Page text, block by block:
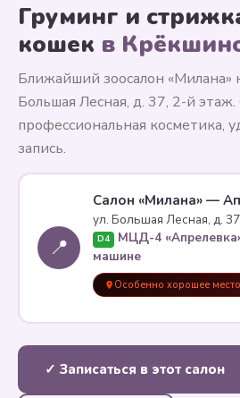
Груминг и
кошек в
Ближайший зоосалон «Милана»
Большая Лесная, д. 37, 2-й
профессиональная косметика,
запись.
📍
Салон «Милана» —
ул. Большая Лесная, д.
D4
МЦД-4
машине
Особенно хорошее место
✓ Записаться в этот салон